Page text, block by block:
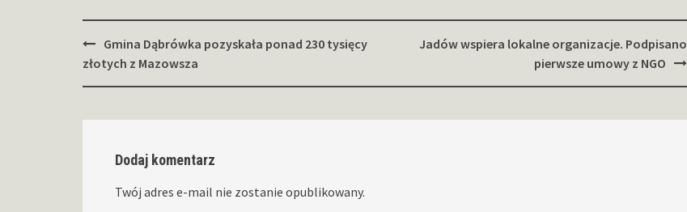
Zobacz
wpisy
Gmina Dąbrówka pozyskała ponad 230 tysięcy
złotych z Mazowsza
Jadów wspiera lokalne organizacje. Podpisano
pierwsze umowy z NGO
Dodaj komentarz
Twój adres e-mail nie zostanie opublikowany.